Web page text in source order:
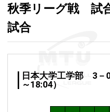
秋季リーグ戦 試
試合
日本大学工学部 3
～18:04）